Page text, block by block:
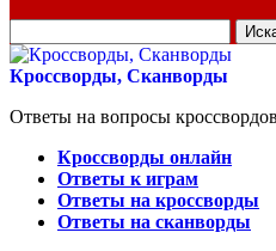
для:
Кроссворды, Сканворды
Ответы на вопросы
Кроссворды онлайн
Ответы к играм
Ответы на кроссворды
Ответы на сканворды